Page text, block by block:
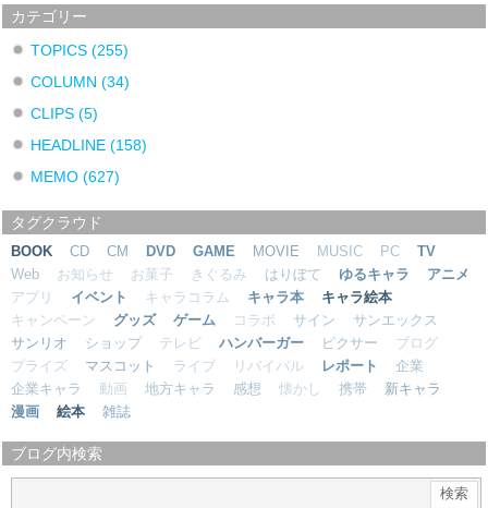
カテゴリー
TOPICS (255)
COLUMN (34)
CLIPS (5)
HEADLINE (158)
MEMO (627)
タグクラウド
BOOK CD CM DVD GAME MOVIE MUSIC PC
TV
Web
お知らせ お菓子 きぐるみ はりぼて ゆるキャラ
アニメ
アプリ
イベント キャラコラム キャラ本
キャラ絵本
キャンペーン
グッズ ゲーム コラボ サイン
サンエックス
サンリオ
ショップ テレビ ハンバーガー ピクサー
ブログ
プライズ
マスコット ライブ リバイバル レポート
企業
企業キャラ
動画 地方キャラ 感想 懐かし 携帯
新キャラ
漫画
絵本 雑誌
ブログ内検索